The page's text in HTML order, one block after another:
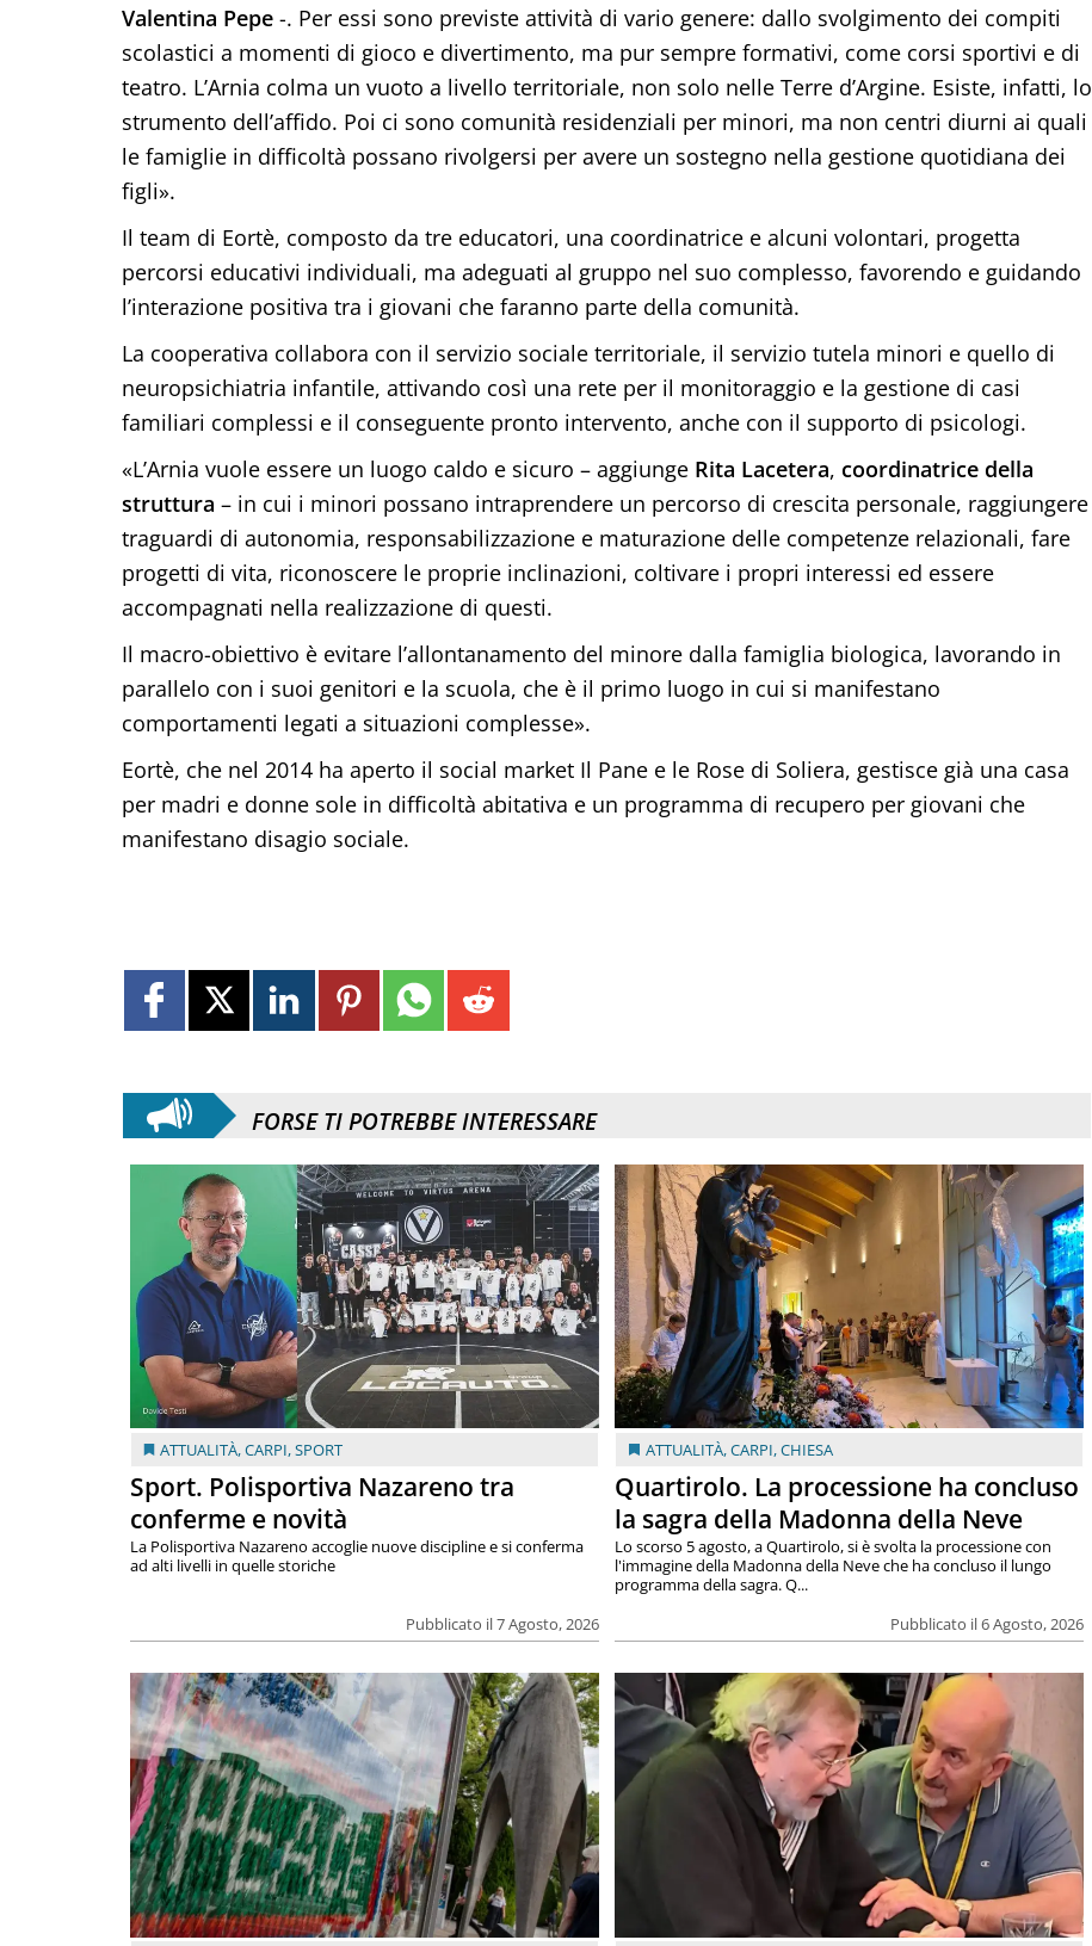
Valentina Pepe -. Per essi sono previste attività di vario genere: dallo svolgimento dei compiti
scolastici a momenti di gioco e divertimento, ma pur sempre formativi, come corsi sportivi e di
teatro. L’Arnia colma un vuoto a livello territoriale, non solo nelle Terre d’Argine. Esiste, infatti, lo
strumento dell’affido. Poi ci sono comunità residenziali per minori, ma non centri diurni ai quali
le famiglie in difficoltà possano rivolgersi per avere un sostegno nella gestione quotidiana dei
figli».
Il team di Eortè, composto da tre educatori, una coordinatrice e alcuni volontari, progetta
percorsi educativi individuali, ma adeguati al gruppo nel suo complesso, favorendo e guidando
l’interazione positiva tra i giovani che faranno parte della comunità.
La cooperativa collabora con il servizio sociale territoriale, il servizio tutela minori e quello di
neuropsichiatria infantile, attivando così una rete per il monitoraggio e la gestione di casi
familiari complessi e il conseguente pronto intervento, anche con il supporto di psicologi.
«L’Arnia vuole essere un luogo caldo e sicuro – aggiunge Rita Lacetera, coordinatrice della
struttura – in cui i minori possano intraprendere un percorso di crescita personale, raggiungere
traguardi di autonomia, responsabilizzazione e maturazione delle competenze relazionali, fare
progetti di vita, riconoscere le proprie inclinazioni, coltivare i propri interessi ed essere
accompagnati nella realizzazione di questi.
Il macro-obiettivo è evitare l’allontanamento del minore dalla famiglia biologica, lavorando in
parallelo con i suoi genitori e la scuola, che è il primo luogo in cui si manifestano
comportamenti legati a situazioni complesse».
Eortè, che nel 2014 ha aperto il social market Il Pane e le Rose di Soliera, gestisce già una casa
per madri e donne sole in difficoltà abitativa e un programma di recupero per giovani che
manifestano disagio sociale.
FORSE TI POTREBBE INTERESSARE
ATTUALITÀ,CARPI,SPORT
Sport. Polisportiva Nazareno tra
conferme e novità
Pubblicato il 7 Agosto, 2026
La Polisportiva Nazareno accoglie nuove discipline e si conferma
ad alti livelli in quelle storiche
ATTUALITÀ,CARPI,CHIESA
Quartirolo. La processione ha concluso
la sagra della Madonna della Neve
Pubblicato il 6 Agosto, 2026
Lo scorso 5 agosto, a Quartirolo, si è svolta la processione con
l'immagine della Madonna della Neve che ha concluso il lungo
programma della sagra. Q...